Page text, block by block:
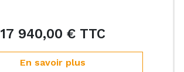
17 940,00 € TTCPrix
En savoir plus